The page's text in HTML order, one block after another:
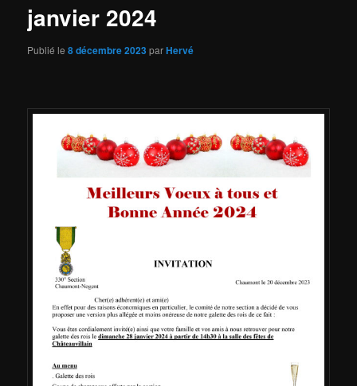
janvier 2024
Publié le8 décembre 2023parHervé